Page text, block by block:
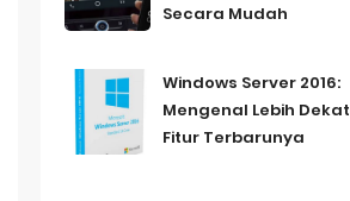
Secara Mudah
Windows Server 2016:
Mengenal Lebih Dekat
Fitur Terbarunya